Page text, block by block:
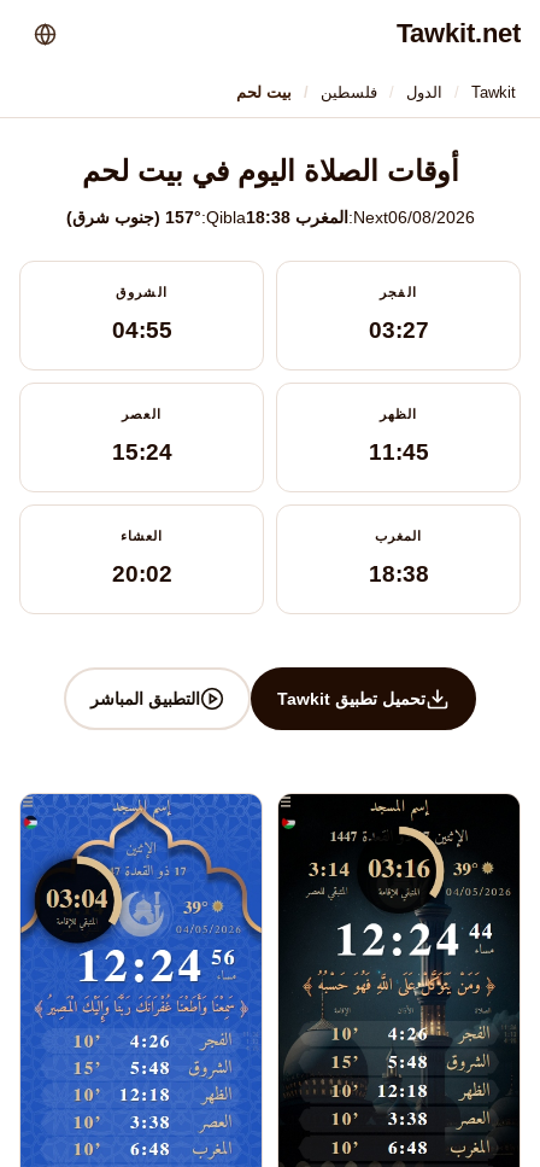
Tawkit.net
Tawkit الدول فلسطين بيت لحم
أوقات الصلاة اليوم في بيت لحم
06/08/2026
Next: المغرب 18:38 Qibla: 157° (جنوب شرق)
الفجر
03:27
الشروق
04:55
الظهر
11:45
العصر
15:24
المغرب
18:38
العشاء
20:02
تحميل تطبيق Tawkit التطبيق المباشر